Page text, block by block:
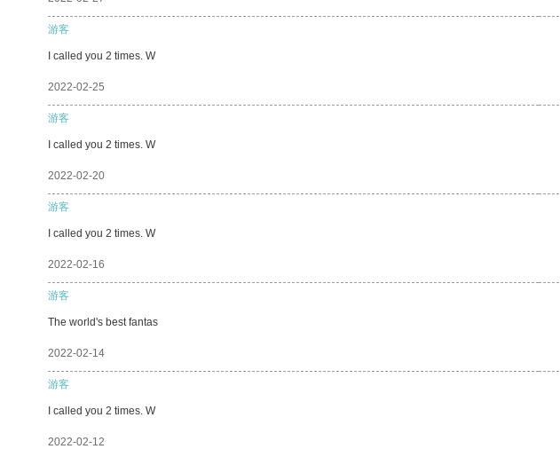
游客
I called you 2 times. W
2022-02-25
游客
I called you 2 times. W
2022-02-20
游客
I called you 2 times. W
2022-02-16
游客
The world's best fantas
2022-02-14
游客
I called you 2 times. W
2022-02-12